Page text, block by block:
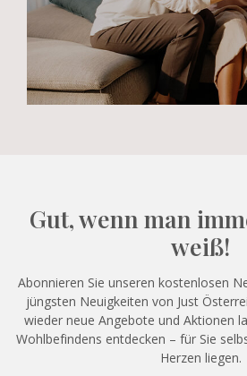
Gut, wenn man
weiß!
Abonnieren Sie unseren kostenlosen
jüngsten Neuigkeiten von Just
wieder neue Angebote und Aktionen
Wohlbefindens entdecken – für Sie
Herzen liegen.